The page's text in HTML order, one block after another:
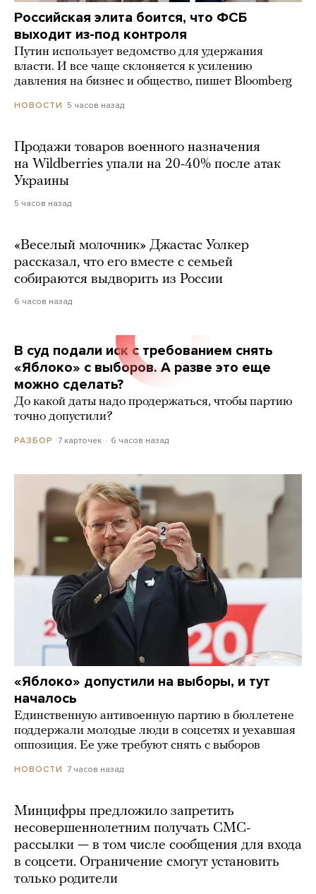
Российская элита боится, что ФСБ
выходит из-под контроля
Путин использует ведомство для удержания
власти. И все чаще склоняется к усилению
давления на бизнес и общество, пишет Bloomberg
НОВОСТИ 5 часов назад
Продажи товаров военного назначения
на Wildberries упали на 20-40% после атак
Украины
5 часов назад
«Веселый молочник» Джастас Уолкер
рассказал, что его вместе с семьей
собираются выдворить из России
6 часов назад
В суд подали иск с требованием снять
«Яблоко» с выборов. А разве это еще
можно сделать?
До какой даты надо продержаться, чтобы партию
точно допустили?
РАЗБОР 7 карточек 6 часов назад
«Яблоко» допустили на выборы, и тут
началось
Единственную антивоенную партию в бюллетене
поддержали молодые люди в соцсетях и уехавшая
оппозиция. Ее уже требуют снять с выборов
НОВОСТИ 7 часов назад
Минцифры предложило запретить
несовершеннолетним получать СМС-
рассылки — в том числе сообщения для входа
в соцсети. Ограничение смогут установить
только родители